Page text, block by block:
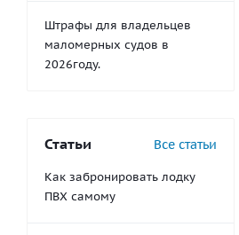
Штрафы для владельцев
маломерных судов в
2026году.
Статьи Все статьи
Как забронировать лодку
ПВХ самому